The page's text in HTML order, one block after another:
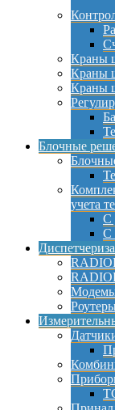
Краны
Краны
Краны
Блочные
учета
С
С
Модемы